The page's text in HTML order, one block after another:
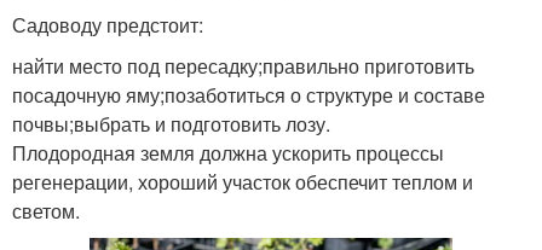
Садоводу предстоит:
найти место под пересадку;правильно приготовить
посадочную яму;позаботиться о структуре и составе
почвы;выбрать и подготовить лозу.
Плодородная земля должна ускорить процессы
регенерации, хороший участок обеспечит теплом и
светом.